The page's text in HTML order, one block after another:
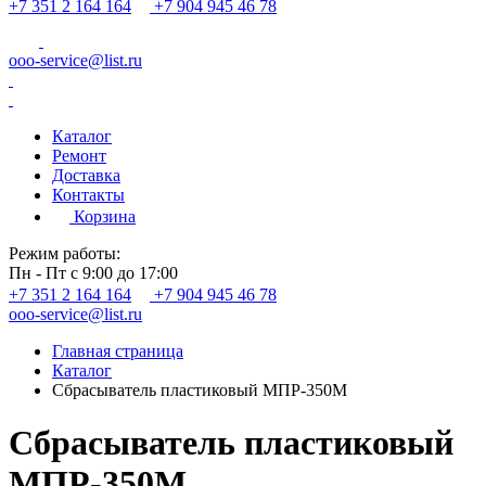
+7 351 2 164 164 +7 904 945 46 78
ooo-service@list.ru
Каталог
Ремонт
Доставка
Контакты
Корзина
Режим работы:
Пн - Пт с 9:00 до 17:00
+7 351 2 164 164
+7 904 945 46 78
ooo-service@list.ru
Главная страница
Каталог
Сбрасыватель пластиковый МПР-350М
Сбрасыватель пластиковый